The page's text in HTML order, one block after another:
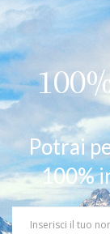
Potrai
100%
Name